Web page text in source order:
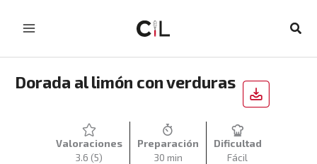
Dorada al limón con verduras
Valoraciones
3.6 (5)
Preparación
30 min
Dificultad
Fácil